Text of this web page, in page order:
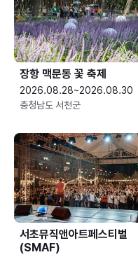
장항 맥문동 꽃 축제
2026.08.28~2026.08.30
충청남도 서천군
서초뮤직앤아트페스티벌
(SMAF)